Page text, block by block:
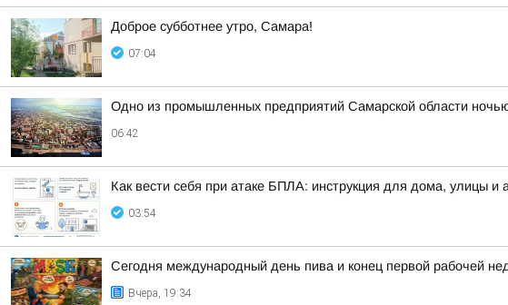
Доброе субботнее утро, Самара!
07:04
Одно из промышленных предприятий Самарской области ночью
06:42
Как вести себя при атаке БПЛА: инструкция для дома, улицы и
03:54
Сегодня международный день пива и конец первой рабочей
Вчера, 19:34